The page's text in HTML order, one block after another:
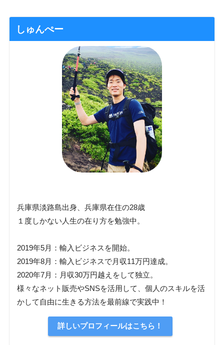
しゅんぺー
兵庫県淡路島出身、兵庫県在住の28歳
１度しかない人生の在り方を勉強中。
2019年5月：輸入ビジネスを開始。
2019年8月：輸入ビジネスで月収11万円達成。
2020年7月：月収30万円越えをして独立。
様々なネット販売やSNSを活用して、個人のスキルを活
かして自由に生きる方法を最前線で実践中！
詳しいプロフィールはこちら！